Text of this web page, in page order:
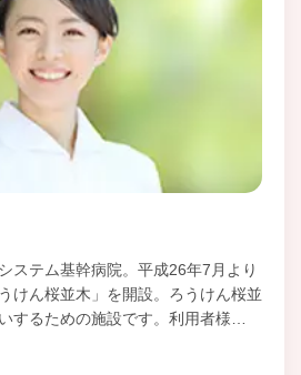
ステム基幹病院。平成26年7月より
けん桜並木」を開設。ろうけん桜並
するための施設です。利用者様